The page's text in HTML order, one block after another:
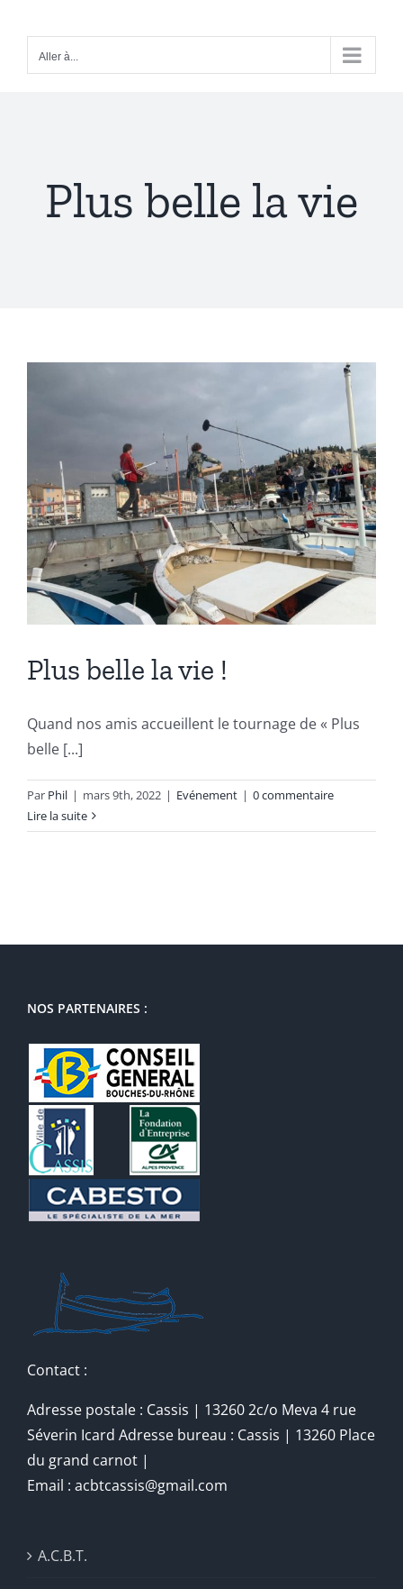
contenuAller à...
Plus belle la vie
Plus belle la vie !
Quand nos amis accueillent le tournage de « Plus
belle [...]
Par Phil | mars 9th, 2022 | Evénement | 0 commentaire
Lire la suite
NOS PARTENAIRES :
Contact :
Adresse postale : Cassis | 13260 2c/o Meva 4 rue
Séverin Icard Adresse bureau : Cassis | 13260 Place
du grand carnot |
Email : acbtcassis@gmail.com
A.C.B.T.